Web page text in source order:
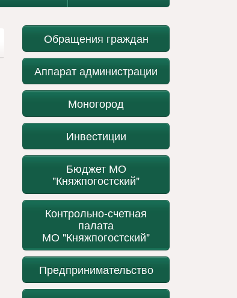
Обращения граждан
Аппарат администрации
Моногород
Инвестиции
Бюджет МО
"Княжпогостский"
Контрольно-счетная
палата
МО "Княжпогостский"
Предпринимательство